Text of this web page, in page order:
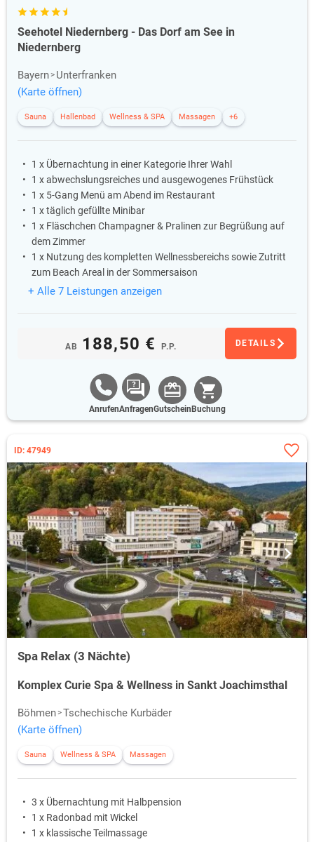
Seehotel Niedernberg - Das Dorf am See in
Niedernberg
Bayern
Unterfranken
(Karte öffnen)
Sauna Hallenbad Wellness & SPA Massagen +6
1 x Übernachtung in einer Kategorie Ihrer Wahl
1 x abwechslungsreiches und ausgewogenes Frühstück
1 x 5-Gang Menü am Abend im Restaurant
1 x täglich gefüllte Minibar
1 x Fläschchen Champagner & Pralinen zur Begrüßung auf
dem Zimmer
1 x Nutzung des kompletten Wellnessbereichs sowie Zutritt
zum Beach Areal in der Sommersaison
+ Alle 7 Leistungen anzeigen
AB 188,50 € P.P. DETAILS
AnrufenAnfragenGutschein Buchung
ID: 47949
Spa Relax (3 Nächte)
Komplex Curie Spa & Wellness in Sankt Joachimsthal
Böhmen Tschechische Kurbäder
(Karte öffnen)
Sauna Wellness & SPA Massagen
3 x Übernachtung mit Halbpension
1 x Radonbad mit Wickel
1 x klassische Teilmassage